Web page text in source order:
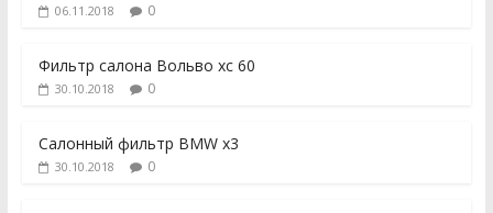
06.11.2018 0
Фильтр салона Вольво хс 60
30.10.2018 0
Салонный фильтр BMW x3
30.10.2018 0